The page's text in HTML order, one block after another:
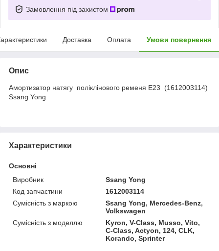
Замовлення під захистом
Доставка Оплата Умови повернення
Опис
Амортизатор натягу поліклінового ременя E23 (1612003114)
Ssang Yong
Характеристики
Основні
Виробник
Ssang Yong
Код запчастини
1612003114
Сумісність з маркою
Ssang Yong, Mercedes-Benz,
Volkswagen
Сумісність з моделлю
Kyron, V-Class, Musso, Vito,
C-Class, Actyon, 124, CLK,
Korando, Sprinter